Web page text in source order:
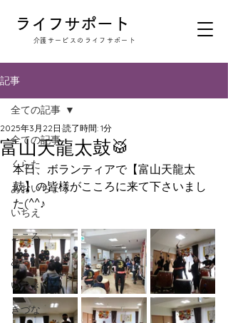
​ライフサポート
​介護サービスのライフサポート
記事
全ての記事
くらた
あおいちょう
いちえ
こころ
あらた
いつき
きづな
全ての記事
富山天龍太鼓🥁
2025年3月22日 読了時間: 1分
本日、ボランティアで【富山天龍太
鼓】の皆様がこころに来て下さいまし
た(^^♪